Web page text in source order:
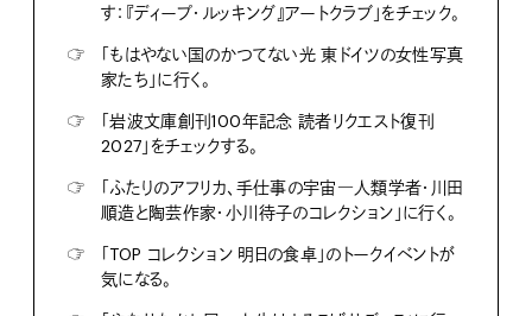
す：『ディープ・ルッキング』アートクラブ」をチェック。
☞
「もはやない国のかつてない光 東ドイツの女性写真
家たち」に行く。
☞
「岩波文庫創刊100年記念 読者リクエスト復刊
2027」をチェックする。
☞
「ふたりのアフリカ、手仕事の宇宙―人類学者・川田
順造と陶芸作家・小川待子のコレクション」に行く。
☞
「TOP コレクション 明日の食卓」のトークイベントが
気になる。